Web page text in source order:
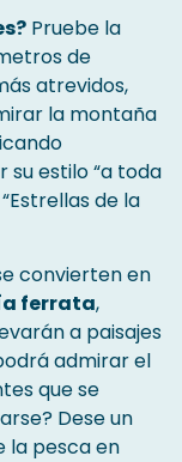
Pruebe la
de
atrevidos,
la montaña
estilo “a toda
de la
convierten en
ferrata,
a paisajes
admirar el
que se
Dese un
la pesca en